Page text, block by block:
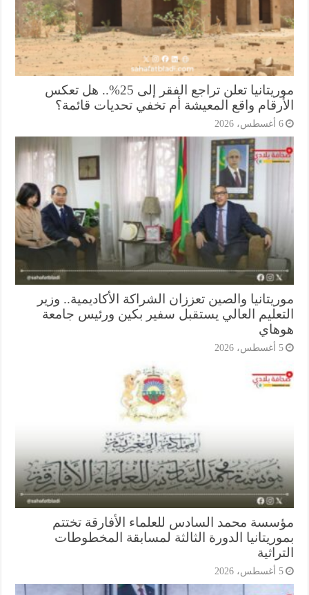
موريتانيا تعلن تراجع الفقر إلى 25%.. هل تعكس
واقع المعيشة أم تخفي تحديات قائمة؟
والصين تعززان الشراكة الأكاديمية.. وزير
العالي يستقبل سفير بكين ورئيس جامعة
محمد السادس للعلماء الأفارقة تختتم
الدورة الثالثة لمسابقة المخطوطات